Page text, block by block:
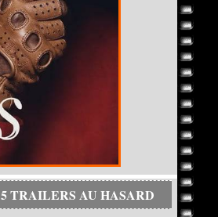
5 TRAILERS AU HASARD